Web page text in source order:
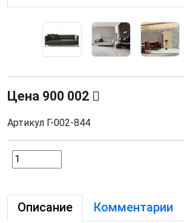
Цена 900 002
Артикул Г-002-844
Описание Комментарии